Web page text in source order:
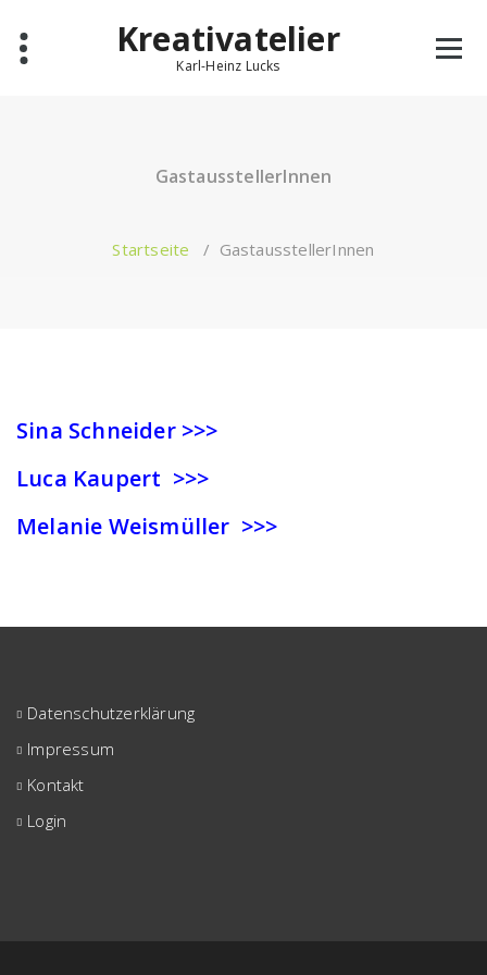
Inhalt
springen
Kreativatelier
Karl-Heinz Lucks
GastausstellerInnen
Startseite / GastausstellerInnen
Sina Schneider >>>
Luca Kaupert >>>
Melanie Weismüller >>>
Datenschutzerklärung
Impressum
Kontakt
Login